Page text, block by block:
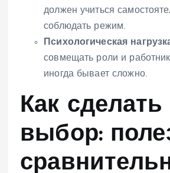
должен учиться
соблюдать режим.
Психологическая
совмещать роли и
иногда бывает сложно.
Как сделать
выбор: